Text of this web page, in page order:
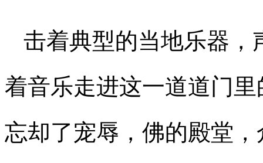
击着典型的当地乐器，
着音乐走进这一道道门
忘却了宠辱，佛的殿堂